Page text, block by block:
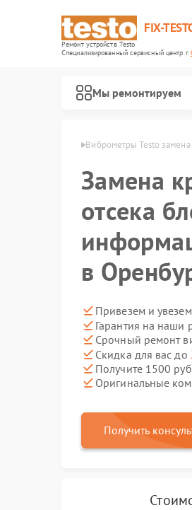
FIX-
Ремонт устройств Testo
Специализированный cервисный центр г.
Мы ремонтируем
Testo в Оренбурге Виброметры Testo
Замена
отсека
в
Привезем и
Гарантия на наши
Срочный ремонт
Скидка для вас до
Получите 1500
Оригинальные
Получить